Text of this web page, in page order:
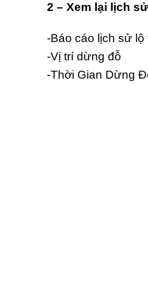
2 – Xem lại lịch
-Báo cáo lịch sử lộ
-Vị trí dừng đỗ
-Thời Gian Dừng